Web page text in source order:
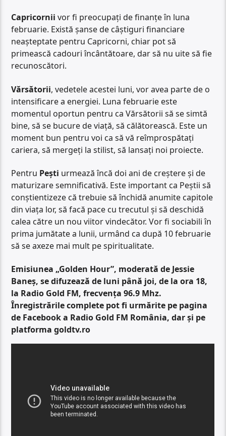
Capricornii vor fi preocupați de finanțe în luna
februarie. Există șanse de câștiguri financiare
neașteptate pentru Capricorni, chiar pot să
primească cadouri încântătoare, dar să nu uite să fie
recunoscători.
Vărsătorii, vedetele acestei luni, vor avea parte de o
intensificare a energiei. Luna februarie este
momentul oportun pentru ca Vărsătorii să se simtă
bine, să se bucure de viață, să călătorească. Este un
moment bun pentru voi ca să vă reîmprospătați
cariera, să mergeți la stilist, să lansați noi proiecte.
Pentru Pești urmează încă doi ani de creștere și de
maturizare semnificativă. Este important ca Peștii să
conștientizeze că trebuie să închidă anumite capitole
din viața lor, să facă pace cu trecutul și să deschidă
calea către un nou viitor vindecător. Vor fi sociabili în
prima jumătate a lunii, urmând ca după 10 februarie
să se axeze mai mult pe spiritualitate.
Emisiunea „Golden Hour”, moderată de Jessie
Baneș, se difuzează de luni până joi, de la ora 18,
la Radio Gold FM, frecvența 96.9 Mhz.
Înregistrările complete pot fi urmărite pe pagina
de Facebook a Radio Gold FM România, dar și pe
platforma goldtv.ro